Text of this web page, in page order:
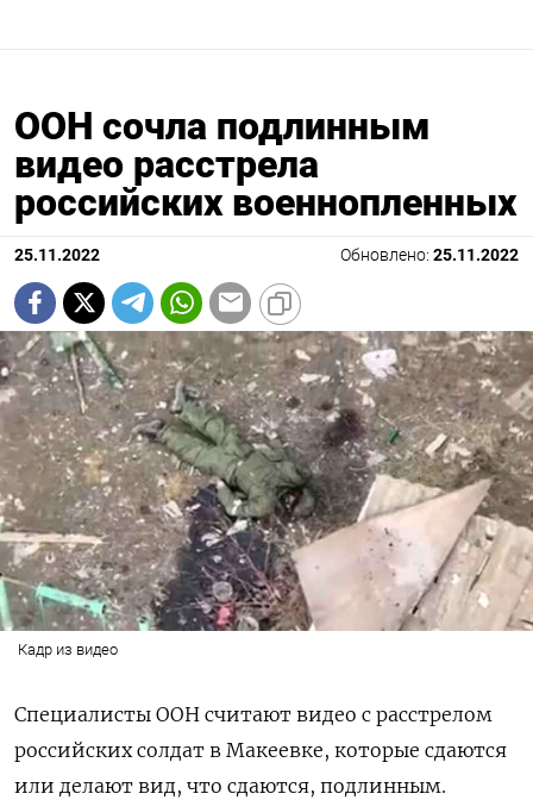
ООН сочла подлинным
видео расстрела
российских военнопленных
25.11.2022 Обновлено: 25.11.2022
Кадр из видео
Специалисты ООН считают видео с расстрелом
российских солдат в Макеевке, которые сдаются
или делают вид, что сдаются, подлинным.